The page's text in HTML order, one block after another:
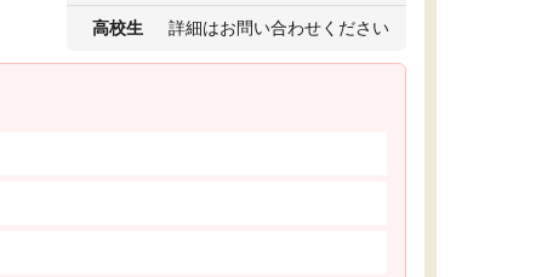
高校生 詳細はお問い合わせください